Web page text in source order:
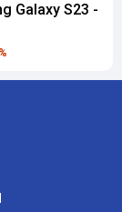
Galaxy S23 -